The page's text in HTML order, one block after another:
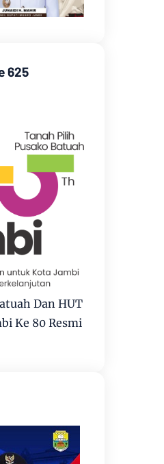
625
Dan HUT
Ke 80 Resmi